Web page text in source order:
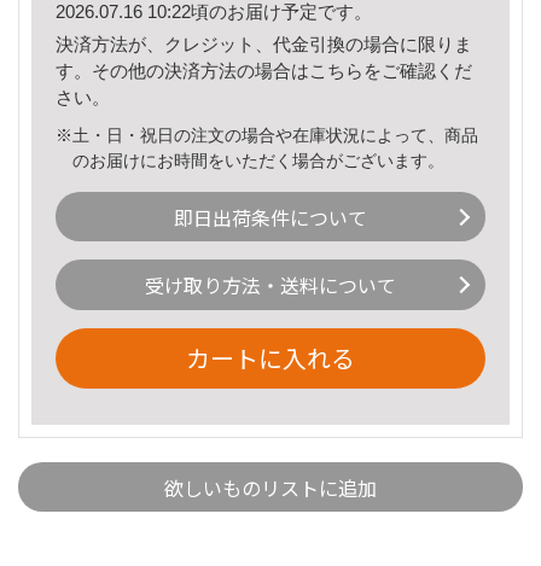
2026.07.16 10:22頃のお届け予定です。
決済方法が、クレジット、代金引換の場合に限りま
す。その他の決済方法の場合はこちら をご確認くだ
さい。
※土・日・祝日の注文の場合や在庫状況によって、商品
のお届けにお時間をいただく場合がございます。
即日出荷条件について
受け取り方法・送料について
カートに入れる
欲しいものリストに追加